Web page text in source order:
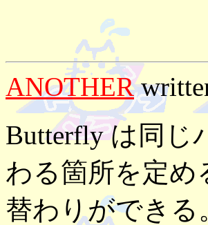
ANOTHER
Butterfly は同じ
わる箇所を定め
替わりができ